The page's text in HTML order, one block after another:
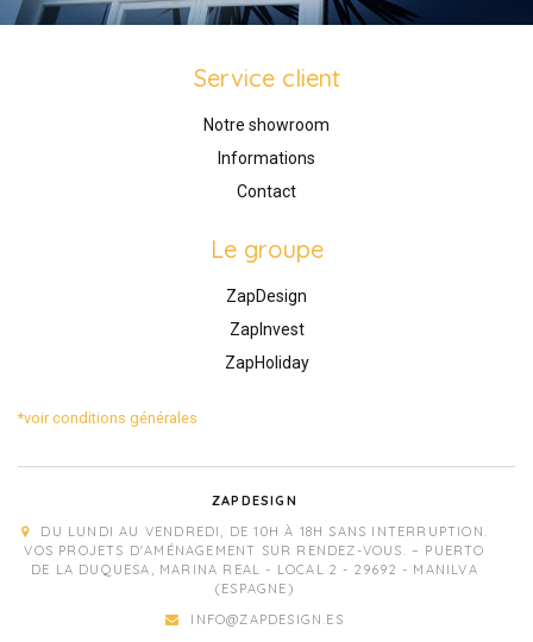
Service client
Notre showroom
Informations
Contact
Le groupe
ZapDesign
ZapInvest
ZapHoliday
*voir conditions générales
ZAPDESIGN
DU LUNDI AU VENDREDI, DE 10H À 18H SANS INTERRUPTION.
VOS PROJETS D'AMÉNAGEMENT SUR RENDEZ-VOUS. – PUERTO
DE LA DUQUESA, MARINA REAL - LOCAL 2 - 29692 - MANILVA
(ESPAGNE)
INFO@ZAPDESIGN.ES